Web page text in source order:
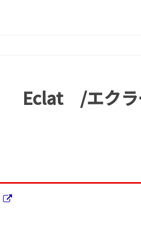
Eclat /エクラ